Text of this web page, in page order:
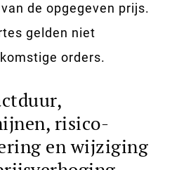
de opgegeven prijs.
gelden niet
orders.
risico-
en wijziging